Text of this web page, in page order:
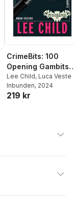
CrimeBits: 100
Opening Gambits
for Great Thrillers
Lee Child, Luca Veste
Inbunden, 2024
219 kr